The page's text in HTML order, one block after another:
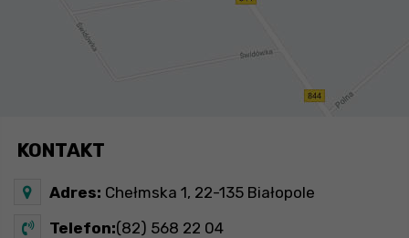
KONTAKT
Adres: Chełmska 1, 22-135 Białopole
Telefon:(82) 568 22 04